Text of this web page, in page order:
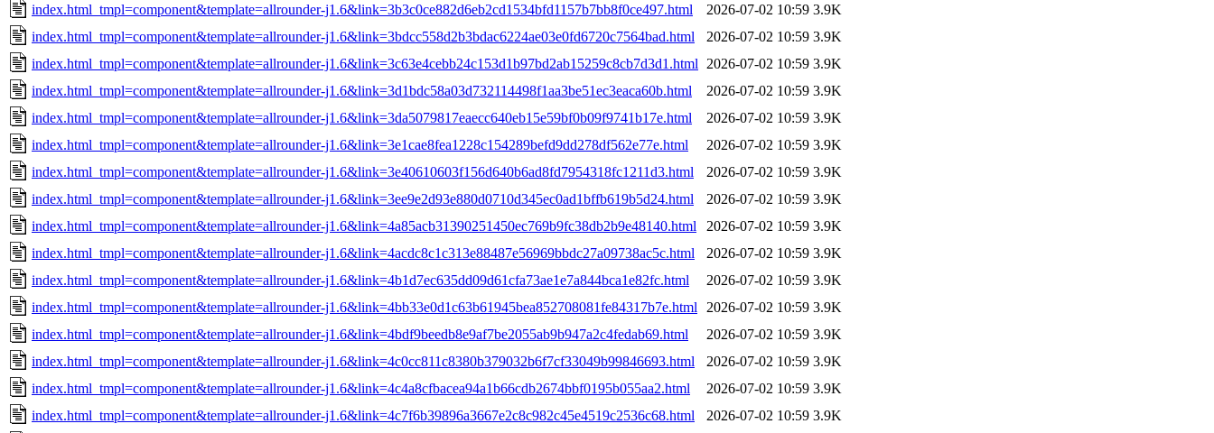
index.html_tmpl=component&template=allrounder-j1.6&link=3b3c0ce882d6eb2cd1534bfd1157b7bb8f0ce497.html
2026-07-02 10:59 3.9K
index.html_tmpl=component&template=allrounder-j1.6&link=3bdcc558d2b3bdac6224ae03e0fd6720c7564bad.html
2026-07-02 10:59 3.9K
index.html_tmpl=component&template=allrounder-j1.6&link=3c63e4cebb24c153d1b97bd2ab15259c8cb7d3d1.html
2026-07-02 10:59 3.9K
index.html_tmpl=component&template=allrounder-j1.6&link=3d1bdc58a03d732114498f1aa3be51ec3eaca60b.html
2026-07-02 10:59 3.9K
index.html_tmpl=component&template=allrounder-j1.6&link=3da5079817eaecc640eb15e59bf0b09f9741b17e.html
2026-07-02 10:59 3.9K
index.html_tmpl=component&template=allrounder-j1.6&link=3e1cae8fea1228c154289befd9dd278df562e77e.html
2026-07-02 10:59 3.9K
index.html_tmpl=component&template=allrounder-j1.6&link=3e40610603f156d640b6ad8fd7954318fc1211d3.html
2026-07-02 10:59 3.9K
index.html_tmpl=component&template=allrounder-j1.6&link=3ee9e2d93e880d0710d345ec0ad1bffb619b5d24.html
2026-07-02 10:59 3.9K
index.html_tmpl=component&template=allrounder-j1.6&link=4a85acb31390251450ec769b9fc38db2b9e48140.html
2026-07-02 10:59 3.9K
index.html_tmpl=component&template=allrounder-j1.6&link=4acdc8c1c313e88487e56969bbdc27a09738ac5c.html
2026-07-02 10:59 3.9K
index.html_tmpl=component&template=allrounder-j1.6&link=4b1d7ec635dd09d61cfa73ae1e7a844bca1e82fc.html
2026-07-02 10:59 3.9K
index.html_tmpl=component&template=allrounder-j1.6&link=4bb33e0d1c63b61945bea852708081fe84317b7e.html
2026-07-02 10:59 3.9K
index.html_tmpl=component&template=allrounder-j1.6&link=4bdf9beedb8e9af7be2055ab9b947a2c4fedab69.html
2026-07-02 10:59 3.9K
index.html_tmpl=component&template=allrounder-j1.6&link=4c0cc811c8380b379032b6f7cf33049b99846693.html
2026-07-02 10:59 3.9K
index.html_tmpl=component&template=allrounder-j1.6&link=4c4a8cfbacea94a1b66cdb2674bbf0195b055aa2.html
2026-07-02 10:59 3.9K
index.html_tmpl=component&template=allrounder-j1.6&link=4c7f6b39896a3667e2c8c982c45e4519c2536c68.html
2026-07-02 10:59 3.9K